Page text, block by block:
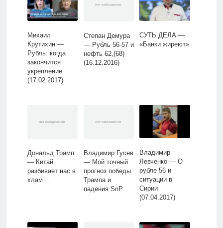
Михаил
Крутихин —
Рубль: когда
закончится
укрепление
(17.02.2017)
Степан Демура
— Рубль 56-57 и
нефть 62,(68)
(16.12.2016)
СУТЬ ДЕЛА —
«Банки жиреют»
Дональд Трамп
— Китай
разбивает нас в
хлам …
Владимир Гусев
— Мой точный
прогноз победы
Трампа и
падения SnP
Владимир
Левченко — О
рубле 56 и
ситуации в
Сирии
(07.04.2017)